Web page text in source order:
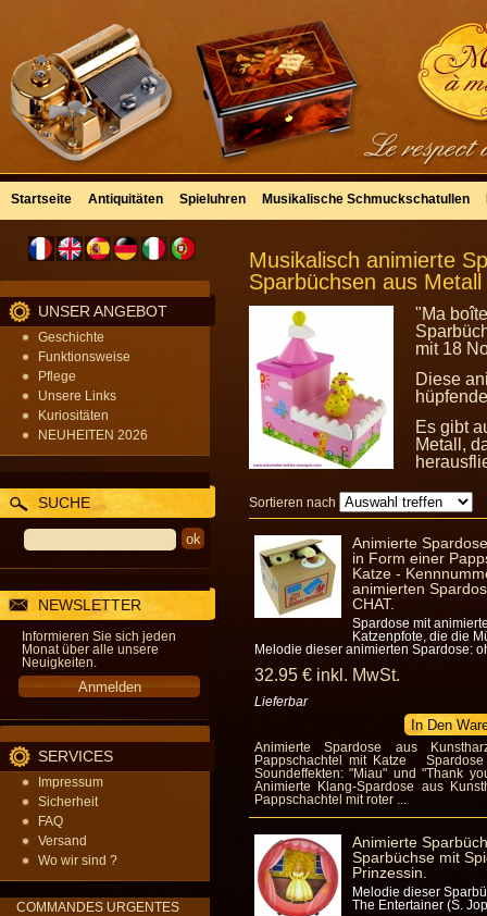
Startseite Antiquitäten Spieluhren Musikalische Schmuckschatullen
UNSER ANGEBOT
Geschichte
Funktionsweise
Pflege
Unsere Links
Kuriositäten
NEUHEITEN 2026
SUCHE
NEWSLETTER
Informieren Sie sich jeden
Monat über alle unsere
Neuigkeiten.
SERVICES
Impressum
Sicherheit
FAQ
Versand
Wo wir sind ?
COMMANDES URGENTES
Musikalisch animierte
Sparbüchsen aus
"Ma
mit 18
Diese
Es gibt
Metall,
Sortieren nach
Animierte
in Form einer
Katze -
animierten
CHAT.
Spardose mit
Katzenpfote, die die
Melodie dieser animierten Spardose:
32.95 € inkl. MwSt.
Lieferbar
Animierte Spardose aus
Pappschachtel mit Katze
Soundeffekten: "Miau" und "Thank
Animierte Klang-Spardose aus
Pappschachtel mit roter ...
Animierte
Sparbüchse mit
Prinzessin.
Melodie dieser
The Entertainer (S.